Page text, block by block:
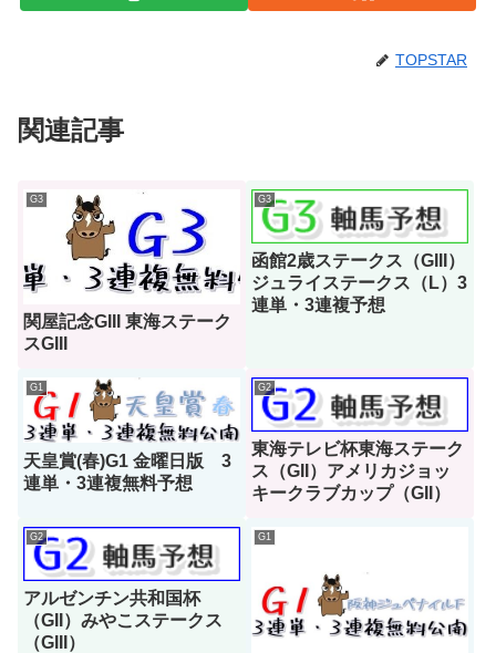
TOPSTAR
関連記事
G3
関屋記念GIII 東海ステーク
スGIII
G3
函館2歳ステークス（GIII）
ジュライステークス（L）3
連単・3連複予想
G1
天皇賞(春)G1 金曜日版 3
連単・3連複無料予想
G2
東海テレビ杯東海ステーク
ス（GII）アメリカジョッ
キークラブカップ（GII）
G2
アルゼンチン共和国杯
（GII）みやこステークス
（GIII）
G1